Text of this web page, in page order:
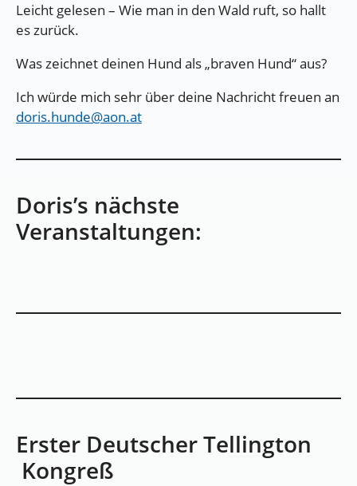
Leicht gelesen – Wie man in den Wald ruft, so hallt
es zurück.
Was zeichnet deinen Hund als „braven Hund“ aus?
Ich würde mich sehr über deine Nachricht freuen an
doris.hunde@aon.at
Doris’s nächste
Veranstaltungen:
Erster Deutscher Tellington
Kongreß